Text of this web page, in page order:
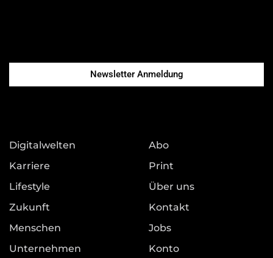
Newsletter Anmeldung
Digitalwelten
Karriere
Lifestyle
Zukunft
Menschen
Unternehmen
Abo
Print
Über uns
Kontakt
Jobs
Konto